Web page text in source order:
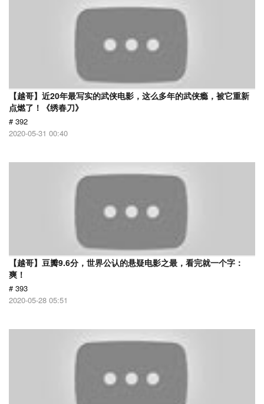
【越哥】近20年最写实的武侠电影，这么多年的武侠瘾，被它重新
点燃了！《绣春刀》
# 392
2020-05-31 00:40
【越哥】豆瓣9.6分，世界公认的悬疑电影之最，看完就一个字：
爽！
# 393
2020-05-28 05:51